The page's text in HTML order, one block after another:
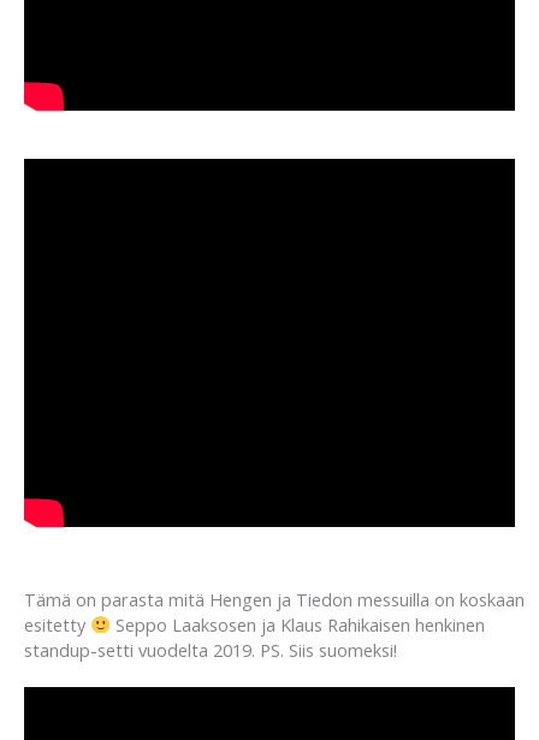
Tämä on parasta mitä Hengen ja Tiedon messuilla on koskaan
esitetty
Seppo Laaksosen ja Klaus Rahikaisen henkinen
standup-setti vuodelta 2019. PS. Siis suomeksi!